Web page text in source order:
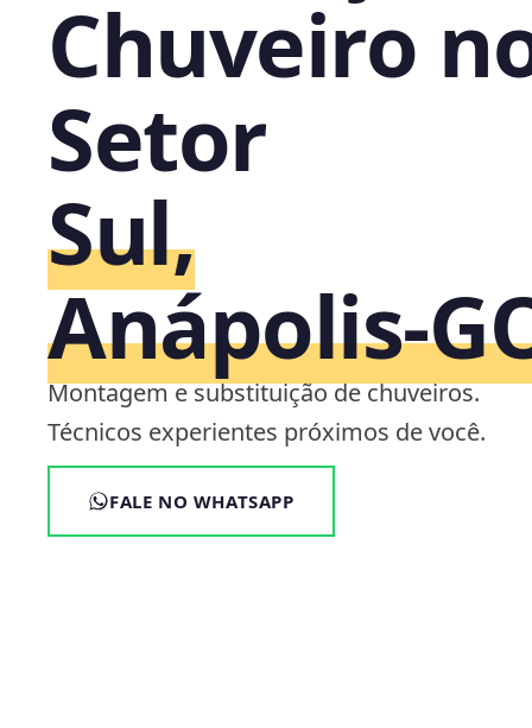
Chuveiro
Setor
Sul,
Montagem e substituição de chuveiros.
Técnicos experientes próximos de você.
FALE NO WHATSAPP